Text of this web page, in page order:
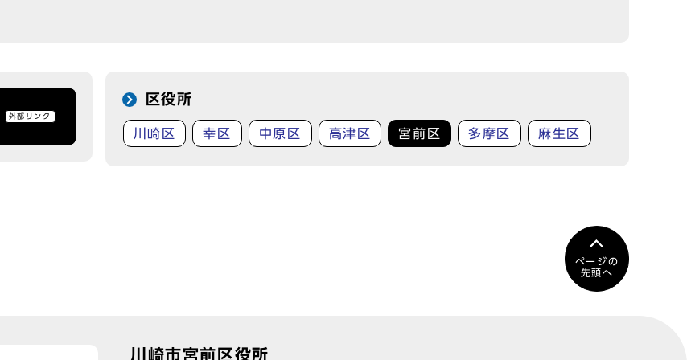
外部リンク
区役所
川崎区 幸区 中原区 高津区 宮前区 多摩区 麻生区
ページの
先頭へ
川崎市宮前区役所